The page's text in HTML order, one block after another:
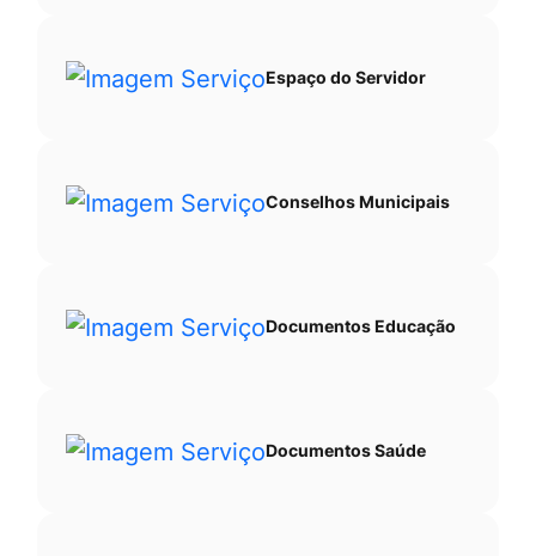
Espaço do Servidor
Conselhos Municipais
Documentos Educação
Documentos Saúde